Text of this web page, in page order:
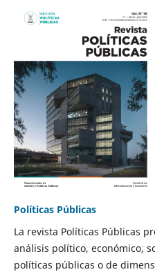
Políticas Públicas
La revista Políticas Públicas
análisis político, económico,
políticas públicas o de